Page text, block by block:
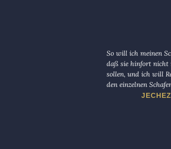
So will ich meinen
daß sie hinfort nicht
sollen, und ich will
den einzelnen